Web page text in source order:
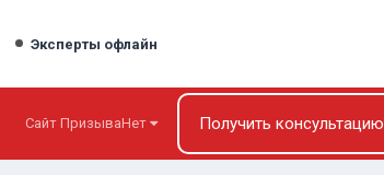
Эксперты офлайн
Сайт ПризываНет Получить консультацию